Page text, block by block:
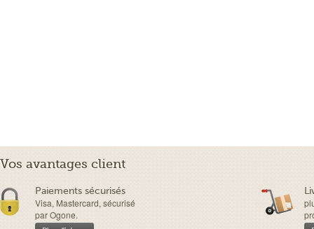
Vos avantages client
Paiements sécurisés
Visa, Mastercard, sécurisé
par Ogone.